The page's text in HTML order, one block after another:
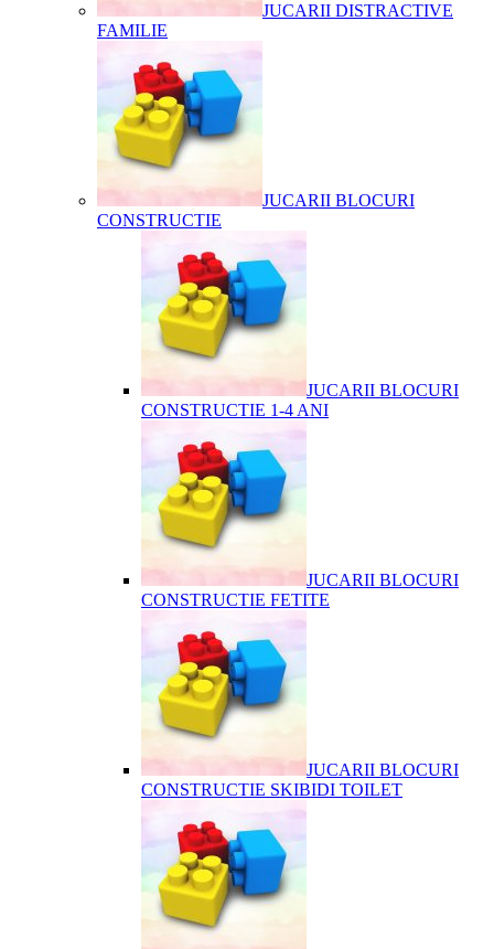
JUCARII DISTRACTIVE
FAMILIE
JUCARII BLOCURI
CONSTRUCTIE
JUCARII BLOCURI
CONSTRUCTIE 1-4 ANI
JUCARII BLOCURI
CONSTRUCTIE FETITE
JUCARII BLOCURI
CONSTRUCTIE SKIBIDI TOILET